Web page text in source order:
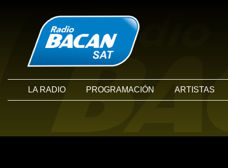
LA RADIO PROGRAMACIÓN ARTISTAS